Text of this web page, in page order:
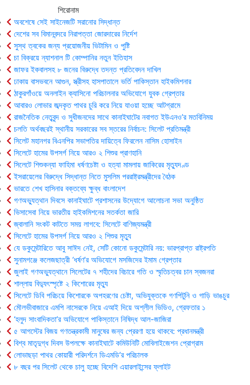
শিরোনাম
অবশেষে সেই সাইনেজটি সরানোর সিদ্ধান্ত
দেশের সব বিমানবন্দরে নিরাপত্তা জোরদারের নির্দেশ
সুস্থ ত্বকের জন্য প্রয়োজনীয় ভিটামিন ও পুষ্টি
চা বিক্রয়ে ন্যাশনাল টি কোম্পানির নতুন ইতিহাস
জাফর ইকবালসহ ৮ জনের বিরুদ্ধে তদন্ত প্রতিবেদন দাখিল
ঢাকায় বাসভবনে আগুন, স্ত্রীসহ হাসপাতালে ভর্তি পাকিস্তান হাইকমিশনার
ঠাকুরগাঁওয়ে অনলাইন ক্যাসিনো পরিচালনার অভিযোগে যুবক গ্রেপ্তার
আবারও লোভার জব্দকৃত পাথর চুরি করে নিয়ে যাওয়া হচ্ছে আটগ্রামে
রাজনৈতিক নেতৃবৃন্দ ও সুধীজনদের সাথে কানাইঘাটের নবাগত ইউএনও’র মতবিনিময়
চলতি অর্থবছরই স্থানীয় সরকারের সব স্তরের নির্বাচন: সিলেট প্রতিমন্ত্রী
সিলেট মহানগর বিএনপির সভাপতির দায়িত্বে ফিরলেন নাসিম হোসাইন
সিলেটে হামের উপসর্গ নিয়ে আরও ২ শিশুর প্রাণহানি
সিলেটে শিশুকন্যা ফাহিমা ধর্ষণচেষ্টা ও হত্যা মামলায় জাকিরের মৃত্যুদণ্ড
ইসরায়েলের বিরুদ্ধে সিদ্ধান্ত নিতে মুসলিম পররাষ্ট্রমন্ত্রীদের বৈঠক
ভারতে শেখ হাসিনার বক্তব্যে ক্ষুব্ধ বাংলাদেশ
গণঅভ্যুত্থান দিবসে কানাইঘাটে প্রশাসনের উদ্যোগে আলোচনা সভা অনুষ্ঠিত
ভিসাসেবা নিয়ে ভারতীয় হাইকমিশনের সতর্কতা জারি
জ্বালানি সংকট কাটতে সময় লাগবে: সিলেটে বাণিজ্যমন্ত্রী
সিলেটে হামের উপসর্গ নিয়ে আরও ২ শিশুর মৃত্যু
যে ডকুমেন্টারিতে আবু সাঈদ নেই, সেটি কোনো ডকুমেন্টারি নয়: ভারপ্রাপ্ত রাষ্ট্রপতি
সুনামগঞ্জে কলেজছাত্রী ‘ধর্ষণ’র অভিযোগে মসজিদের ইমাম গ্রেপ্তার
জুলাই গণঅভ্যুত্থানে সিলেটের ৭ শহীদের বিচারে গতি ও স্মৃতিচত্বর চান স্বজনরা
শাল্লায় বিদ্যুৎস্পৃষ্টে ২ কিশোরের মৃত্যু
সিলেটে ডিবি পরিচয়ে কিশোরকে অপহরণের চেষ্টা, অভিযুক্তকে গণপিটুনি ও গাড়ি ভাঙচুর
মৌলভীবাজারে এমপি নাসেরকে নিয়ে এআই দিয়ে অশ্লীল ভিডিও, গ্রেফতার ১
‘হলুদ সাংবাদিকতা’র অভিযোগে পাকিস্তানে নিষিদ্ধ আল-জাজিরা
৫ আগস্টের বিজয় গণতন্ত্রকামী মানুষের জন্য প্রেরণা হয়ে থাকবে: প্রধানমন্ত্রী
বিশ্ব মাতৃদুগ্ধ দিবস উপলক্ষে কানাইঘাটে কমিউনিটি মোবিলাইজেশন প্রোগ্রাম
লোভাছড়া পাথর কোয়ারী পরিদর্শনে ডিএমডি’র পরিচালক
৮ বছর পর সিলেট থেকে চালু হচ্ছে বিদেশি এয়ারলাইন্সের ফ্লাইট